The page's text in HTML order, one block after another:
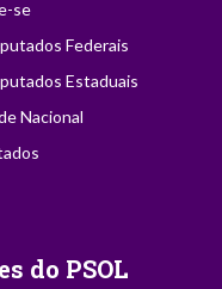
se
Federais
Estaduais
Nacional
do PSOL